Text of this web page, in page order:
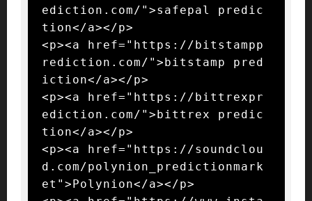
ediction.com/">safepal predic
tion</a></p>
<p><a href="https://bitstampp
rediction.com/">bitstamp pred
iction</a></p>
<p><a href="https://bittrexpr
ediction.com/">bittrex predic
tion</a></p>
<p><a href="https://soundclou
d.com/polynion_predictionmark
et">Polynion</a></p>